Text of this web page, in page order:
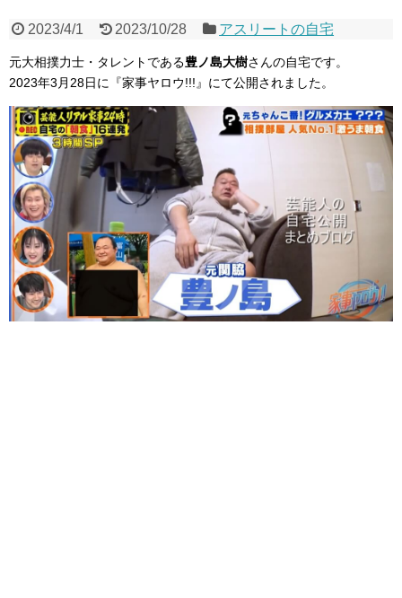
2023/4/1 2023/10/28 アスリートの自宅
元大相撲力士・タレントである豊ノ島大樹さんの自宅です。
2023年3月28日に『家事ヤロウ!!!』にて公開されました。